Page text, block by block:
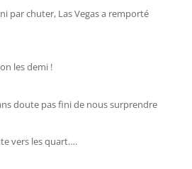
par chuter, Las Vegas a remporté
les demi !
doute pas fini de nous surprendre
vers les quart….